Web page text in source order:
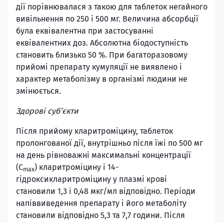
дії порівнювалася з такою для таблеток негайного
вивільнення по 250 і 500 мг. Величина абсорбції
була еквівалентна при застосуванні
еквівалентних доз. Абсолютна біодоступність
становить близько 50 %. При багаторазовому
прийомі препарату кумуляції не виявлено і
характер метаболізму в організмі людини не
змінюється.
Здорові суб’єкти
Після прийому кларитроміцину, таблеток
пролонгованої дії, внутрішньо після їжі по 500 мг
на день рівноважні максимальні концентрації
(Cmax) кларитроміцину і 14-
гідроксикларитроміцину у плазмі крові
становили 1,3 і 0,48 мкг/мл відповідно. Періоди
напіввиведення препарату і його метаболіту
становили відповідно 5,3 та 7,7 години. Після